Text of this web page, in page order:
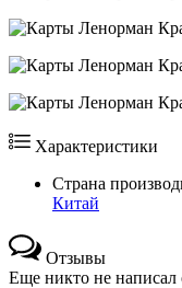
Характеристики
Страна
Китай
Отзывы
Еще никто не